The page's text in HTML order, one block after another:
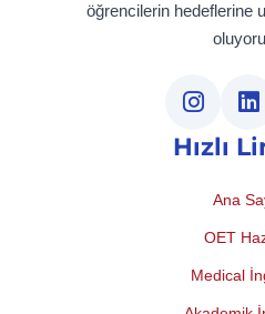
öğrencilerin hedeflerine
Hızlı
Ana
OET
Medical